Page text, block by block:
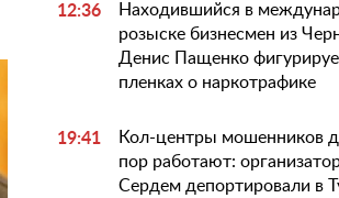
12:36
Находившийся в
розыске бизнесмен из
Денис Пащенко
пленках о наркотрафике
19:41
Кол-центры мошенников
пор работают:
Сердем депортировали в